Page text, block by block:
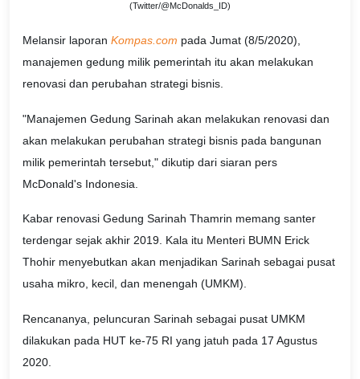
(Twitter/@McDonalds_ID)
Melansir laporan Kompas.com pada Jumat (8/5/2020),
manajemen gedung milik pemerintah itu akan melakukan
renovasi dan perubahan strategi bisnis.
"Manajemen Gedung Sarinah akan melakukan renovasi dan
akan melakukan perubahan strategi bisnis pada bangunan
milik pemerintah tersebut," dikutip dari siaran pers
McDonald's Indonesia.
Kabar renovasi Gedung Sarinah Thamrin memang santer
terdengar sejak akhir 2019. Kala itu Menteri BUMN Erick
Thohir menyebutkan akan menjadikan Sarinah sebagai pusat
usaha mikro, kecil, dan menengah (UMKM).
Rencananya, peluncuran Sarinah sebagai pusat UMKM
dilakukan pada HUT ke-75 RI yang jatuh pada 17 Agustus
2020.